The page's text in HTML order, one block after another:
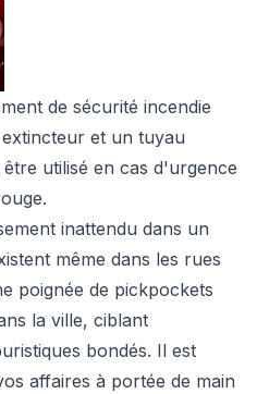
de sécurité incendie
et un tuyau
utilisé en cas d'urgence
inattendu dans un
même dans les rues
poignée de pickpockets
la ville, ciblant
bondés. Il est
affaires à portée de main